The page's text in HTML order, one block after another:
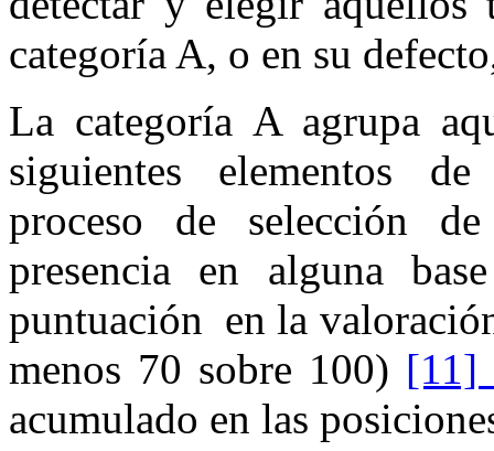
categoría A, o en su
La categoría A agrupa
siguientes elementos
proceso de selección
presencia en alguna
puntuación en la
menos 70 sobre 100) [11]
acumulado en las